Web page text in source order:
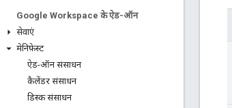
Google Workspace के ऐड-ऑन
सेवाएं
मेनिफ़ेस्ट
ऐड-ऑन संसाधन
कैलेंडर संसाधन
डिस्क संसाधन